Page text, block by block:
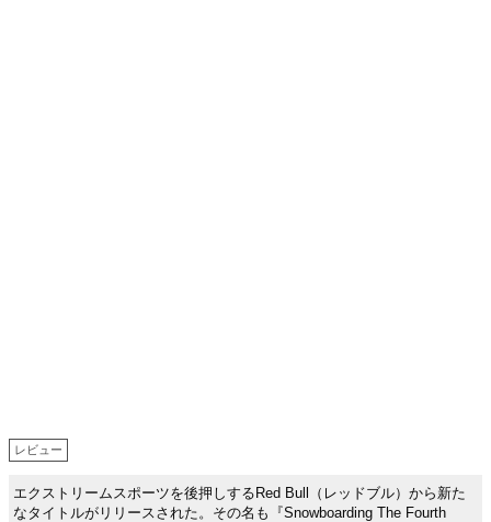
レビュー
エクストリームスポーツを後押しするRed Bull（レッドブル）から新た
なタイトルがリリースされた。その名も『Snowboarding The Fourth